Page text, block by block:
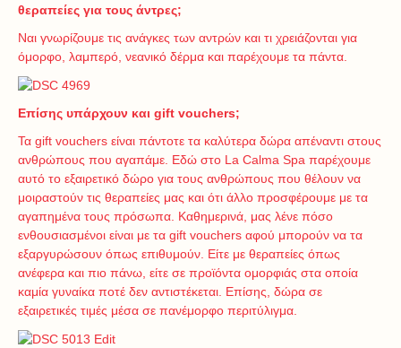
θεραπείες για τους άντρες;
Ναι γνωρίζουμε τις ανάγκες των αντρών και τι χρειάζονται για
όμορφο, λαμπερό, νεανικό δέρμα και παρέχουμε τα πάντα.
Επίσης υπάρχουν και gift vouchers;
Τα gift vouchers είναι πάντοτε τα καλύτερα δώρα απέναντι στους
ανθρώπους που αγαπάμε. Εδώ στο La Calma Spa παρέχουμε
αυτό το εξαιρετικό δώρο για τους ανθρώπους που θέλουν να
μοιραστούν τις θεραπείες μας και ότι άλλο προσφέρουμε με τα
αγαπημένα τους πρόσωπα. Καθημερινά, μας λένε πόσο
ενθουσιασμένοι είναι με τα gift vouchers αφού μπορούν να τα
εξαργυρώσουν όπως επιθυμούν. Είτε με θεραπείες όπως
ανέφερα και πιο πάνω, είτε σε προϊόντα ομορφιάς στα οποία
καμία γυναίκα ποτέ δεν αντιστέκεται. Επίσης, δώρα σε
εξαιρετικές τιμές μέσα σε πανέμορφο περιτύλιγμα.